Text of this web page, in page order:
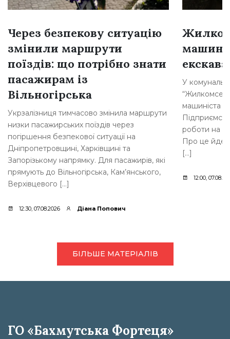
Через безпекову ситуацію
змінили маршрути
поїздів: що потрібно знати
пасажирам із
Вільногірська
Укрзалізниця тимчасово змінила маршрути
низки пасажирських поїздів через
погіршення безпекової ситуації на
Дніпропетровщині, Харківщині та
Запорізькому напрямку. Для пасажирів, які
прямують до Вільногірська, Кам’янського,
Верхівцевого […]
12:30, 07.08.2026 Діана Попович
У
машиніста
роботи на
Про це
[…]
12:00,
БІЛЬШЕ МАТЕРІАЛІВ
ГО «Бахмутська Фортеця»